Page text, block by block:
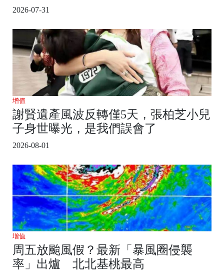
2026-07-31
增值
謝賢遺產風波反轉僅5天，張柏芝小兒
子身世曝光，是我們誤會了
2026-08-01
增值
周五放颱風假？最新「暴風圈侵襲
率」出爐 北北基桃最高